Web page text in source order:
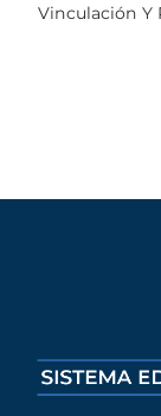
Vinculación Y